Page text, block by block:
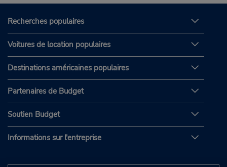
Recherches populaires
Voitures de location populaires
Destinations américaines populaires
Partenaires de Budget
Soutien Budget
Informations sur l'entreprise